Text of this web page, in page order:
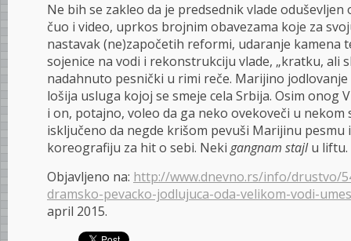
Ne bih se zakleo da je predsednik vlade oduševljen
čuo i video, uprkos brojnim obavezama koje za
nastavak (ne)započetih reformi, udaranje kamena
sojenice na vodi i rekonstrukciju vlade, „kratku, ali
nadahnuto pesnički u rimi reče. Marijino
lošija usluga kojoj se smeje cela Srbija. Osim onog
i on, potajno, voleo da ga neko ovekoveči u
isključeno da negde krišom pevuši Marijinu pesmu
koreografiju za hit o sebi. Neki gangnam stajlu liftu.
Objavljeno na: http://www.dnevno.rs/info/drustvo/
dramsko-pevacko-jodlujuca-oda-velikom-vodi-
april 2015.